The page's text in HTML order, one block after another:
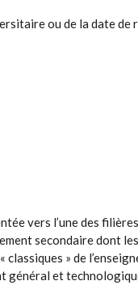
ou de la date
vers l’une des
secondaire dont
» de
général et